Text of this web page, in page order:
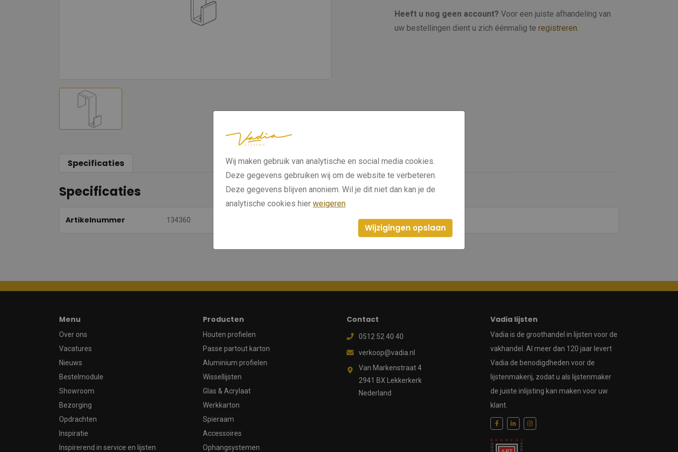
Heeft u nog geen account? Voor een juiste afhandeling van
uw bestellingen dient u zich éénmalig te registreren.
Specificaties
Specificaties
Artikelnummer 134360
Menu
Over ons
Vacatures
Nieuws
Bestelmodule
Showroom
Bezorging
Opdrachten
Inspiratie
Inspirerend in service en lijsten
Producten
Houten profielen
Passe partout karton
Aluminium profielen
Wissellijsten
Glas & Acrylaat
Werkkarton
Spieraam
Accessoires
Ophangsystemen
Contact
0512 52 40 40
verkoop@vadia.nl
Van Markenstraat 4
2941 BX Lekkerkerk
Nederland
Vadia lijsten
Vadia is de groothandel in lijsten voor de
vakhandel. Al meer dan 120 jaar levert
Vadia de benodigdheden voor de
lijstenmakerij, zodat u als lijstenmaker
de juiste inlijsting kan maken voor uw
klant.
Wij maken gebruik van analytische en social media cookies.
Deze gegevens gebruiken wij om de website te verbeteren.
Deze gegevens blijven anoniem. Wil je dit niet dan kan je de
analytische cookies hier weigeren
Wijzigingen opslaan